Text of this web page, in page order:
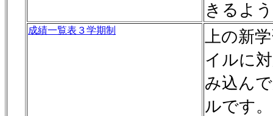
きるよ
成績一覧表３学期制
上の新
イルに
み込ん
ルです